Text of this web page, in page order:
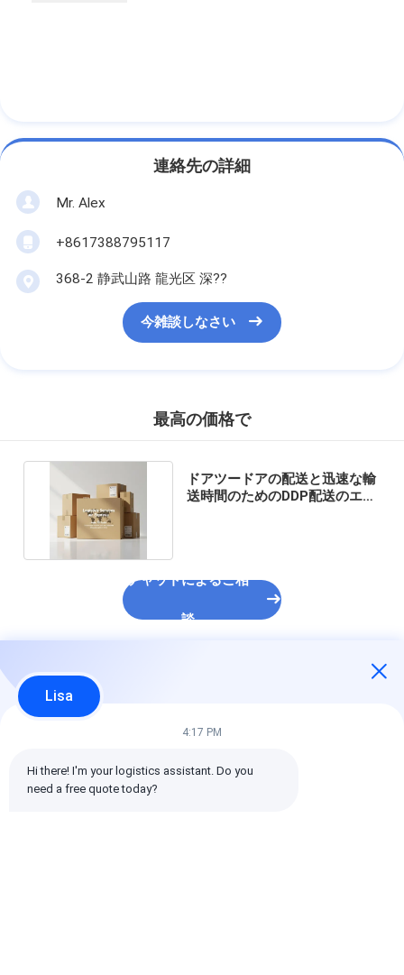
連絡先の詳細
Mr. Alex
+8617388795117
368-2 静武山路 龍光区 深??
今雑談しなさい
最高の価格で
ドアツードアの配送と迅速な輸
送時間のためのDDP配送のエ
チャットによるご相
談
推薦されたプロダクト
Lisa
4:17 PM
Hi there! I'm your logistics assistant. Do you
need a free quote today?